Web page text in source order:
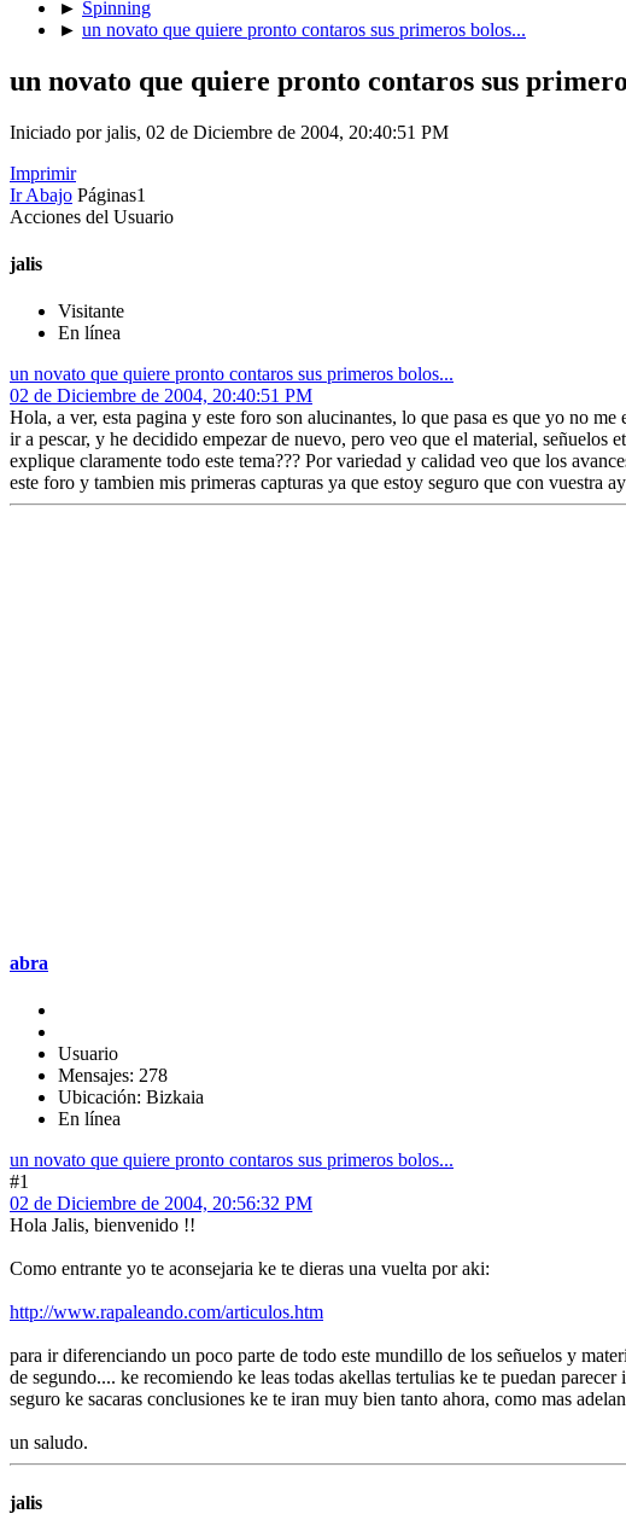
► Spinning
► un novato que quiere pronto contaros sus primeros bolos...
un novato que quiere pronto contaros sus
Iniciado por jalis, 02 de Diciembre de 2004, 20:40:51 PM
Imprimir
Ir Abajo Páginas1
Acciones del Usuario
jalis
Visitante
En línea
un novato que quiere pronto contaros sus primeros bolos...
02 de Diciembre de 2004, 20:40:51 PM
Hola, a ver, esta pagina y este foro son alucinantes, lo que pasa es que yo no
ir a pescar, y he decidido empezar de nuevo, pero veo que el material,
explique claramente todo este tema??? Por variedad y calidad veo que los
este foro y tambien mis primeras capturas ya que estoy seguro que con vuestra
abra
Usuario
Mensajes: 278
Ubicación: Bizkaia
En línea
un novato que quiere pronto contaros sus primeros bolos...
#1
02 de Diciembre de 2004, 20:56:32 PM
Hola Jalis, bienvenido !!
Como entrante yo te aconsejaria ke te dieras una vuelta por aki:
http://www.rapaleando.com/articulos.htm
para ir diferenciando un poco parte de todo este mundillo de los señuelos y
de segundo.... ke recomiendo ke leas todas akellas tertulias ke te puedan
seguro ke sacaras conclusiones ke te iran muy bien tanto ahora, como mas
un saludo.
jalis